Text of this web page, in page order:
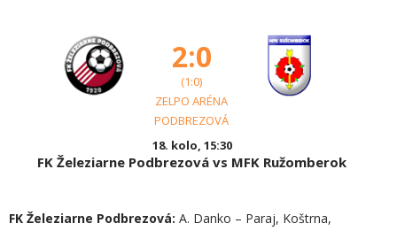
2:0
(1:0)
ZELPO ARÉNA
PODBREZOVÁ
18. kolo, 15:30
FK Železiarne Podbrezová vs MFK Ružomberok
FK Železiarne Podbrezová: A. Danko – Paraj, Koštrna,